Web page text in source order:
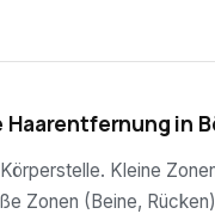
in
Kleine
Zonen (Beine,